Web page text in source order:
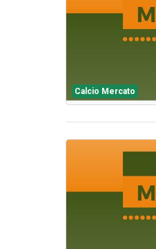
Calcio Mercato